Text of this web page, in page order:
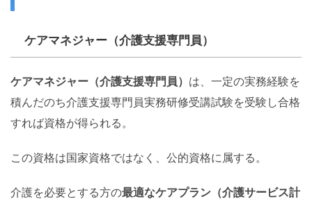
ケアマネジャー（介護支援専門員）
ケアマネジャー（介護支援専門員） は、一定の実務経験を
積んだのち介護支援専門員実務研修受講試験を受験し合格
すれば資格が得られる。
この資格は国家資格ではなく、公的資格に属する。
介護を必要とする方の最適なケアプラン（介護サービス計